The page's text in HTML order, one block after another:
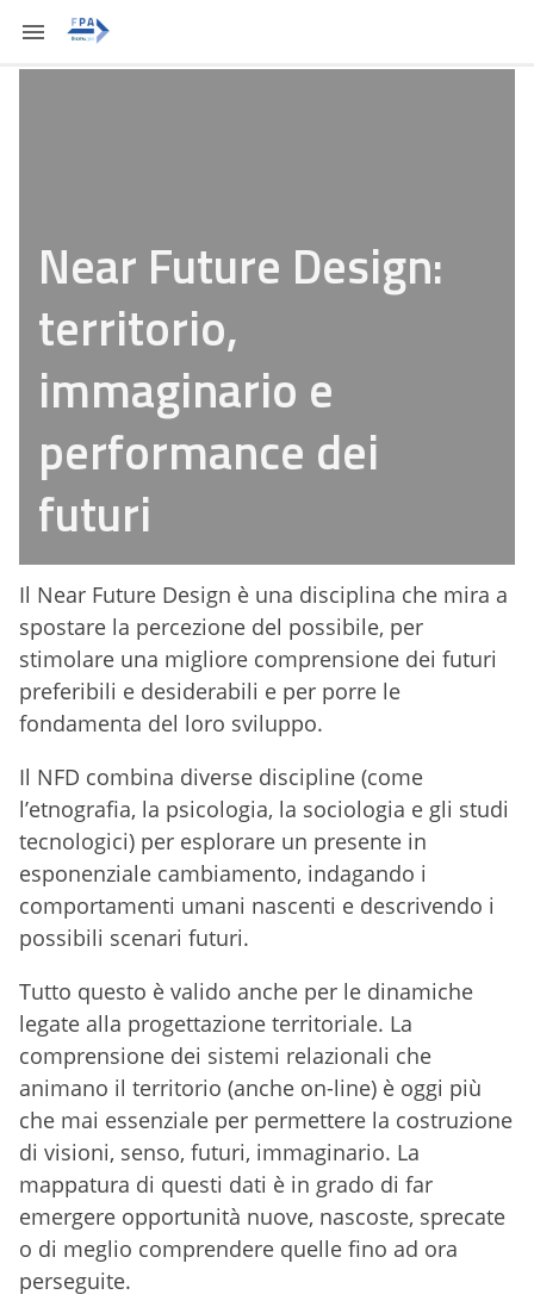
Near Future Design:
territorio,
immaginario e
performance dei
futuri
Il Near Future Design è una disciplina che mira a
spostare la percezione del possibile, per
stimolare una migliore comprensione dei futuri
preferibili e desiderabili e per porre le
fondamenta del loro sviluppo.
Il NFD combina diverse discipline (come
l’etnografia, la psicologia, la sociologia e gli studi
tecnologici) per esplorare un presente in
esponenziale cambiamento, indagando i
comportamenti umani nascenti e descrivendo i
possibili scenari futuri.
Tutto questo è valido anche per le dinamiche
legate alla progettazione territoriale. La
comprensione dei sistemi relazionali che
animano il territorio (anche on-line) è oggi più
che mai essenziale per permettere la costruzione
di visioni, senso, futuri, immaginario. La
mappatura di questi dati è in grado di far
emergere opportunità nuove, nascoste, sprecate
o di meglio comprendere quelle fino ad ora
perseguite.